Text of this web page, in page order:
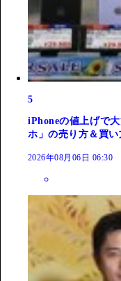
5
iPhoneの値上げで
ホ」の売り方＆買い
2026年08月06日 06:30